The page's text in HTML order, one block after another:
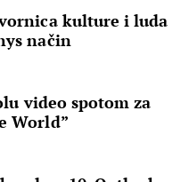
kulture i luda
način
video spotom za
World”